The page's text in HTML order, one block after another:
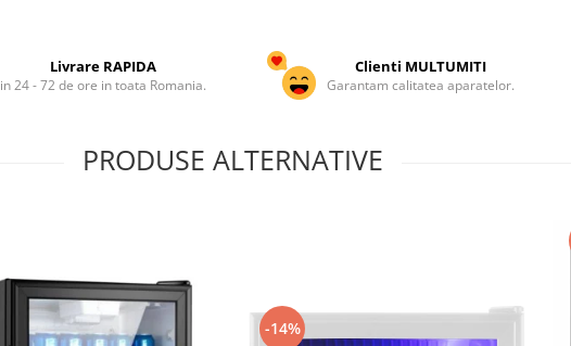
Livrare RAPIDA
in 24 - 72 de ore in toata Romania.
Clienti MULTUMITI
Garantam calitatea aparatelor.
PRODUSE ALTERNATIVE
-14%